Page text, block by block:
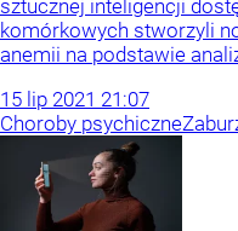
sztucznej inteligencji
komórkowych stworzyli
anemii na podstawie
15 lip 2021 21:07
Choroby psychiczne